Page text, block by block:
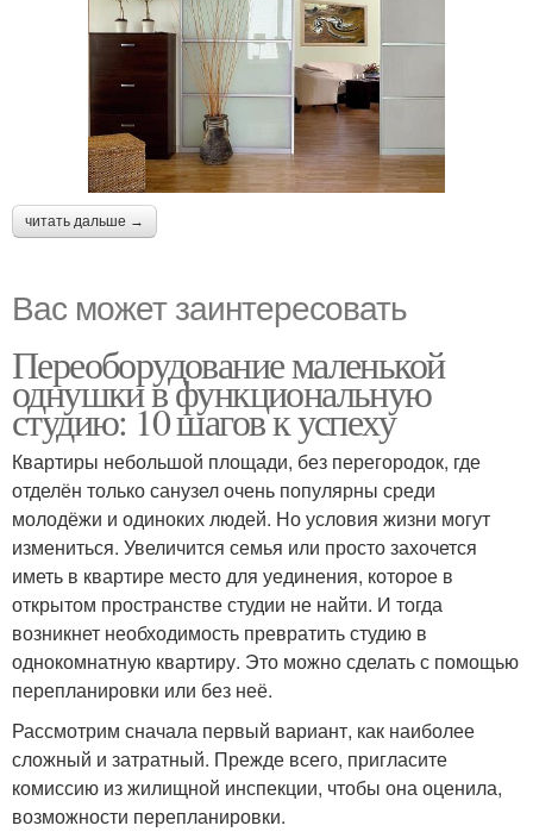
читать дальше →
Вас может заинтересовать
Переоборудование маленькой
однушки в функциональную
студию: 10 шагов к успеху
Квартиры небольшой площади, без перегородок, где
отделён только санузел очень популярны среди
молодёжи и одиноких людей. Но условия жизни могут
измениться. Увеличится семья или просто захочется
иметь в квартире место для уединения, которое в
открытом пространстве студии не найти. И тогда
возникнет необходимость превратить студию в
однокомнатную квартиру. Это можно сделать с помощью
перепланировки или без неё.
Рассмотрим сначала первый вариант, как наиболее
сложный и затратный. Прежде всего, пригласите
комиссию из жилищной инспекции, чтобы она оценила,
возможности перепланировки.